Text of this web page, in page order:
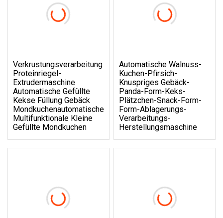
Verkrustungsverarbeitung
Proteinriegel-
Extrudermaschine
Automatische Gefüllte
Kekse Füllung Gebäck
Mondkuchenautomatische
Multifunktionale Kleine
Gefüllte Mondkuchen
Automatische Walnuss-
Kuchen-Pfirsich-
Knuspriges Gebäck-
Panda-Form-Keks-
Plätzchen-Snack-Form-
Form-Ablagerungs-
Verarbeitungs-
Herstellungsmaschine